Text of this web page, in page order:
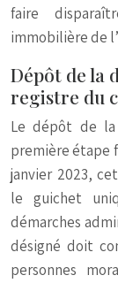
faire
immobilière de
Dépôt de la
registre du
Le dépôt de
première étape
janvier 2023,
le guichet
démarches
désigné doit
personnes